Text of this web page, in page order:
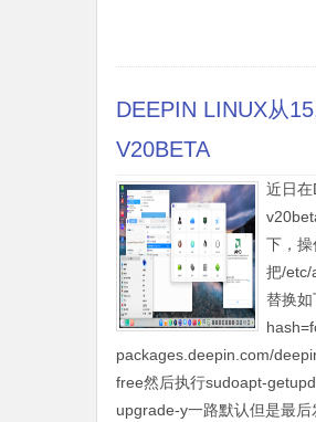
DEEPIN LINUX从
V20BETA
近日
下，操
把/etc/
替换
packages.deepin.com/
free然后执行sudoapt-
upgrade-y一路默认但是最